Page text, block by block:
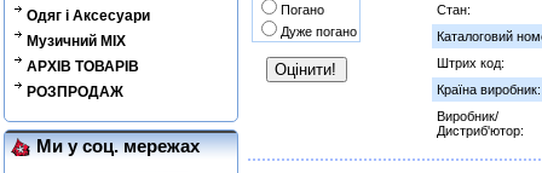
Одяг і Аксесуари
Музичний MIX
АРХІВ ТОВАРІВ
РОЗПРОДАЖ
Ми у соц. мережах
Погано
Дуже погано
Стан:
Каталоговий
Штрих код:
Країна виробник:
Виробник/
Дистриб'ютор: